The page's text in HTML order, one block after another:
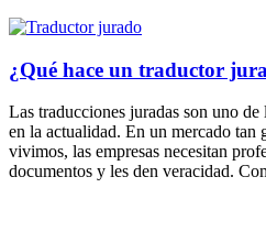
¿Qué hace un traductor
Las traducciones juradas son uno
en la actualidad. En un mercado tan
vivimos, las empresas necesitan
documentos y les den veracidad.